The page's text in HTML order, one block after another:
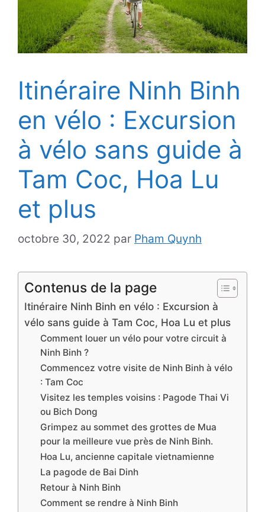
Itinéraire Ninh Binh
en vélo : Excursion
à vélo sans guide à
Tam Coc, Hoa Lu
et plus
octobre 30, 2022 par Pham Quynh
Contenus de la page
Itinéraire Ninh Binh en vélo : Excursion à
vélo sans guide à Tam Coc, Hoa Lu et plus
Comment louer un vélo pour votre circuit à
Ninh Binh ?
Commencez votre visite de Ninh Binh à vélo
: Tam Coc
Visitez les temples voisins : Pagode Thai Vi
ou Bich Dong
Grimpez au sommet des grottes de Mua
pour la meilleure vue près de Ninh Binh.
Hoa Lu, ancienne capitale vietnamienne
La pagode de Bai Dinh
Retour à Ninh Binh
Comment se rendre à Ninh Binh